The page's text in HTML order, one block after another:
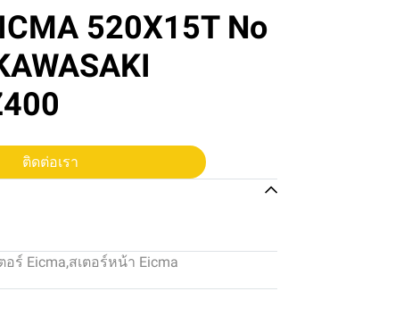
520X15T No
ติดต่อเรา
อร์ Eicma,สเตอร์หน้า Eicma